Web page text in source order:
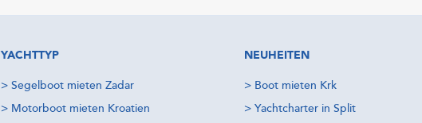
YACHTTYP
> Segelboot mieten Zadar
> Motorboot mieten Kroatien
NEUHEITEN
> Boot mieten Krk
> Yachtcharter in Split